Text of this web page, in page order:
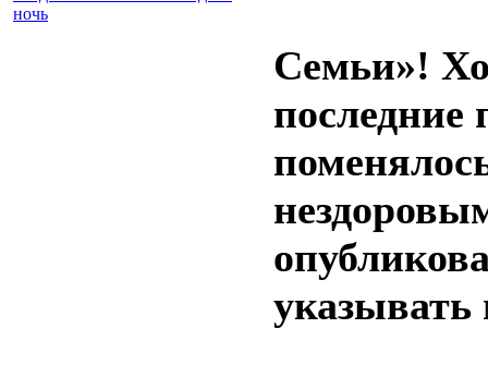
ночь
Семьи»!
последние